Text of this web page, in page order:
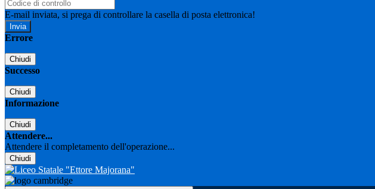
E-mail inviata, si prega di controllare la casella di posta elettronica!
Errore
Chiudi
Successo
Chiudi
Informazione
Chiudi
Attendere...
Attendere il completamento dell'operazione...
Chiudi